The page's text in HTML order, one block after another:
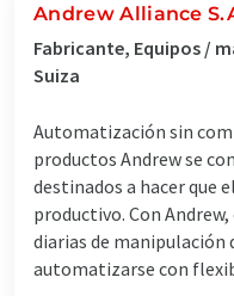
Andrew Alliance
Fabricante, Equipos /
Suiza
Automatización sin
productos Andrew se
destinados a hacer que
productivo. Con
diarias de manipulación
automatizarse con